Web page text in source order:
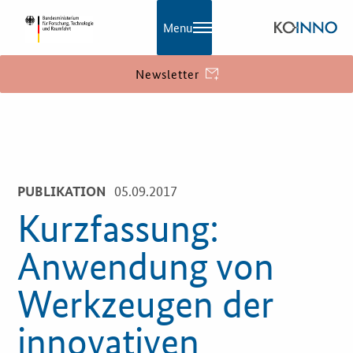
Praxisbeispiele
Publikationen
KOINNOmagazin
Menu
Newsletter
PUBLIKATION 05.09.2017
Kurzfassung:
Anwendung von
Werkzeugen der
innovativen